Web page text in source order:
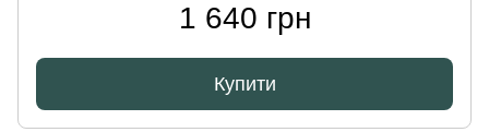
1 640 грн
Купити